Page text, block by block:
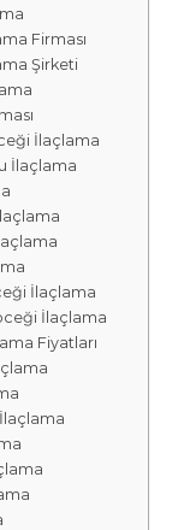
Firması
Şirketi
İlaçlama
İlaçlama
İlaçlama
İlaçlama
Fiyatları
İlaçlama